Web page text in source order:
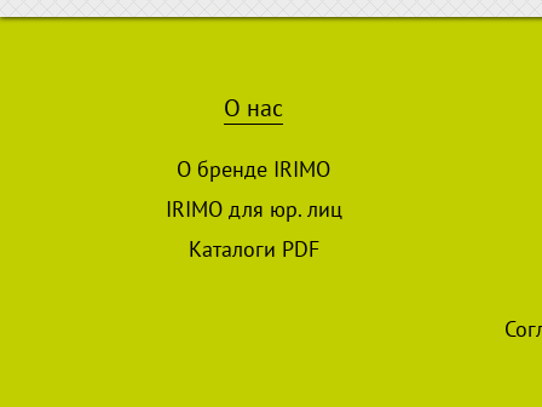
О нас
О бренде IRIMO
IRIMO для юр. лиц
Каталоги PDF